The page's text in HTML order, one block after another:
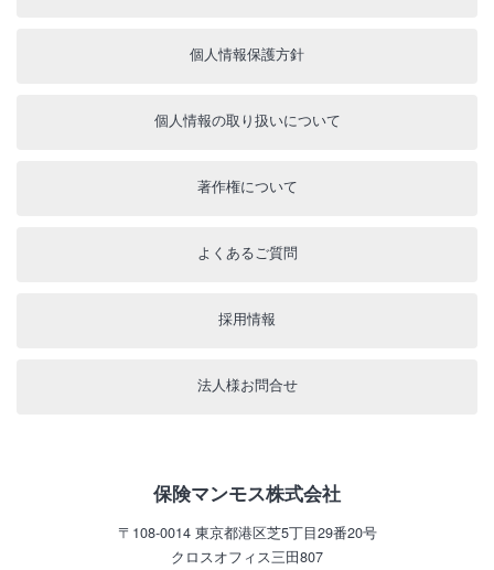
個人情報保護方針
個人情報の取り扱いについて
著作権について
よくあるご質問
採用情報
法人様お問合せ
保険マンモス株式会社
〒108-0014東京都港区芝5丁目29番20号
クロスオフィス三田807